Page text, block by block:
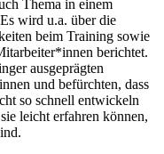
Thema in einem
wird u.a. über die
beim Training sowie
berichtet.
ausgeprägten
und befürchten, dass
so schnell entwickeln
leicht erfahren können,